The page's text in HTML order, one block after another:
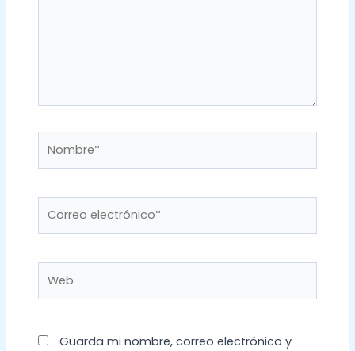
electrónico*
Guarda mi nombre, correo electrónico y